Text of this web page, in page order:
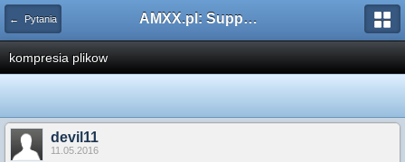
← Pytania AMXX.pl: Support AMX Mod X i SourceMod
kompresia plikow
devil11
11.05.2016